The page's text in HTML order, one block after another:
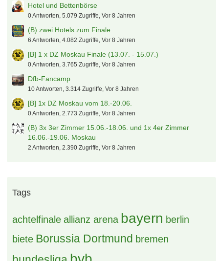
Hotel und Bettenbörse
0 Antworten, 5.079 Zugriffe, Vor 8 Jahren
(B) zwei Hotels zum Finale
6 Antworten, 4.082 Zugriffe, Vor 8 Jahren
[B] 1 x DZ Moskau Finale (13.07. - 15.07.)
0 Antworten, 3.765 Zugriffe, Vor 8 Jahren
Dfb-Fancamp
10 Antworten, 3.314 Zugriffe, Vor 8 Jahren
[B] 1x DZ Moskau vom 18.-20.06.
0 Antworten, 2.773 Zugriffe, Vor 8 Jahren
(B) 3x 3er Zimmer 15.06.-18.06. und 1x 4er Zimmer
16.06.-19.06. Moskau
2 Antworten, 2.390 Zugriffe, Vor 8 Jahren
Tags
achtelfinale allianz arena bayern berlin
biete Borussia Dortmund bremen